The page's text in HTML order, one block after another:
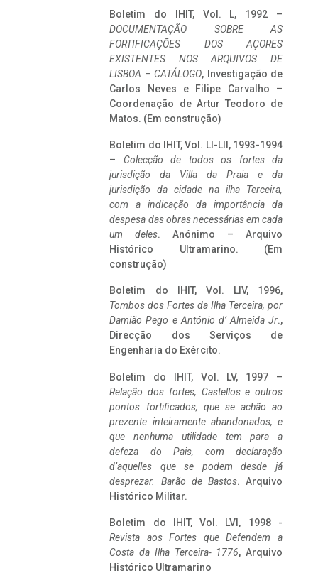
Boletim do IHIT, Vol. L, 1992 –
DOCUMENTAÇÃO SOBRE AS
FORTIFICAÇÕES DOS AÇORES
EXISTENTES NOS ARQUIVOS DE
LISBOA – CATÁLOGO, Investigação de
Carlos Neves e Filipe Carvalho –
Coordenação de Artur Teodoro de
Matos. (Em construção)
Boletim do IHIT, Vol. LI-LII, 1993-1994
– Colecção de todos os fortes da
jurisdição da Villa da Praia e da
jurisdição da cidade na ilha Terceira,
com a indicação da importância da
despesa das obras necessárias em cada
um deles. Anónimo – Arquivo
Histórico Ultramarino. (Em
construção)
Boletim do IHIT, Vol. LIV, 1996,
Tombos dos Fortes da Ilha Terceira, por
Damião Pego e António d’ Almeida Jr.,
Direcção dos Serviços de
Engenharia do Exército.
Boletim do IHIT, Vol. LV, 1997 –
Relação dos fortes, Castellos e outros
pontos fortificados, que se achão ao
prezente inteiramente abandonados, e
que nenhuma utilidade tem para a
defeza do Pais, com declaração
d’aquelles que se podem desde já
desprezar. Barão de Bastos. Arquivo
Histórico Militar.
Boletim do IHIT, Vol. LVI, 1998 -
Revista aos Fortes que Defendem a
Costa da Ilha Terceira- 1776, Arquivo
Histórico Ultramarino